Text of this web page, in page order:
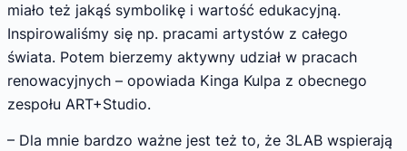
miało też jakąś symbolikę i wartość edukacyjną.
Inspirowaliśmy się np. pracami artystów z całego
świata. Potem bierzemy aktywny udział w pracach
renowacyjnych – opowiada Kinga Kulpa z obecnego
zespołu ART+Studio.
– Dla mnie bardzo ważne jest też to, że 3LAB wspierają